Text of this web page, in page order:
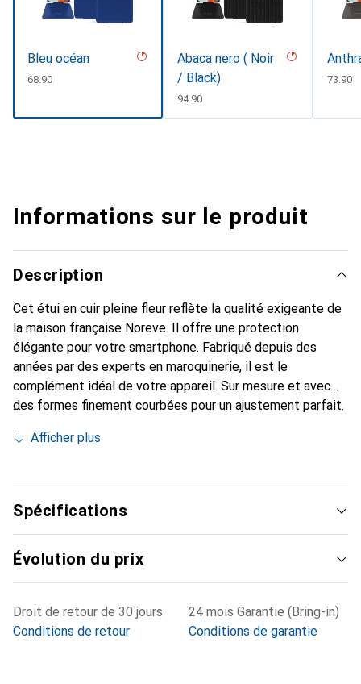
Bleu océan
CHF
68.90
Abaca nero ( Noir
/ Black)
CHF
94.90
CHF
73.90
Informations sur le produit
Description
Cet étui en cuir pleine fleur reflète la qualité exigeante de
la maison française Noreve. Il offre une protection
élégante pour votre smartphone. Fabriqué depuis des
années par des experts en maroquinerie, il est le
complément idéal de votre appareil. Sur mesure et avec
des formes finement courbées pour un ajustement parfait.
smartphone. La marque Noreve est reconnue
est toujours un bon choix pour le client exigeant.
Afficher plus
Spécifications
Évolution du prix
Droit de retour de 30 jours
Conditions de retour
24 mois Garantie (Bring-in)
Conditions de garantie